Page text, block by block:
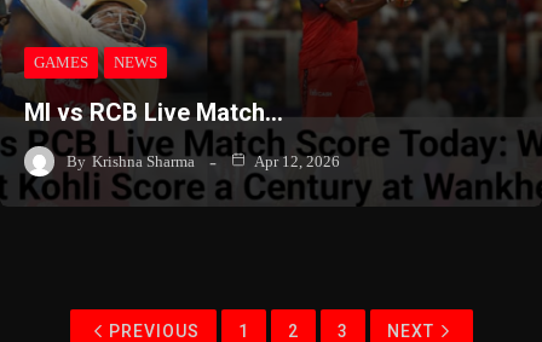
GAMES NEWS
MI vs RCB Live Match…
By Krishna Sharma Apr 12, 2026
PREVIOUS 1 2 3 NEXT